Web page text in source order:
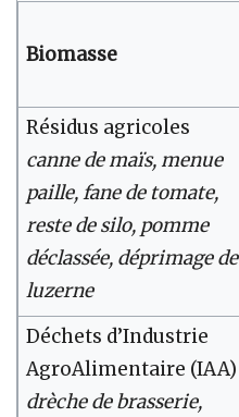
Biomasse
Résidus agricoles
canne de maïs, menue
paille, fane de tomate,
reste de silo, pomme
déclassée, déprimage de
luzerne
Déchets d’Industrie
AgroAlimentaire (IAA)
drèche de brasserie,